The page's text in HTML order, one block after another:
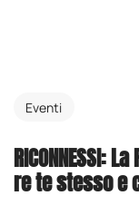
Eventi
RICONNESSI:
re te stesso e